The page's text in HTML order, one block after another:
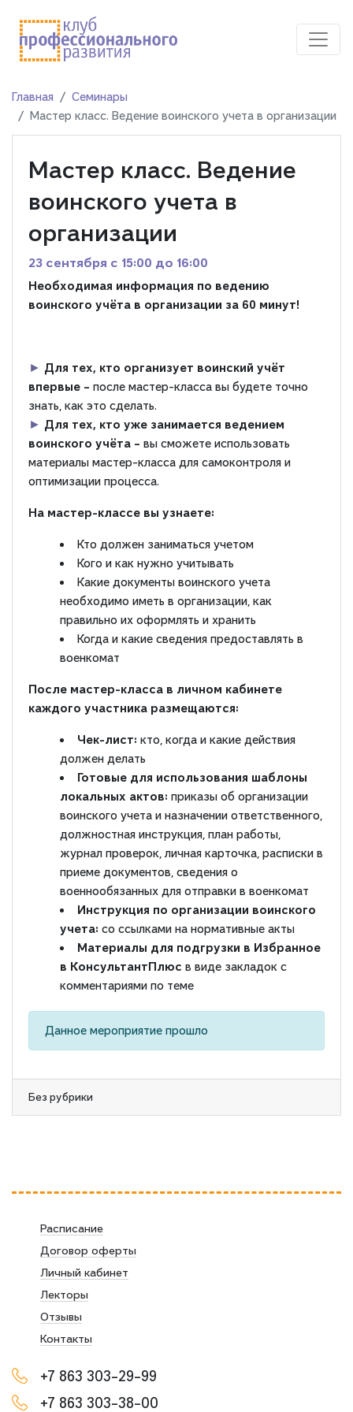
Главная
Семинары
Мастер класс. Ведение воинского учета в организации
Мастер класс. Ведение
воинского учета в
организации
23 сентября c 15:00 до 16:00
Необходимая информация по ведению
воинского учёта в организации за 60 минут!
► Для тех, кто организует воинский учёт
впервые – после мастер-класса вы будете точно
знать, как это сделать.
► Для тех, кто уже занимается ведением
воинского учёта – вы сможете использовать
материалы мастер-класса для самоконтроля и
оптимизации процесса.
На мастер-классе вы узнаете:
Кто должен заниматься учетом
Кого и как нужно учитывать
Какие документы воинского учета
необходимо иметь в организации, как
правильно их оформлять и хранить
Когда и какие сведения предоставлять в
военкомат
После мастер-класса в личном кабинете
каждого участника размещаются:
Чек-лист: кто, когда и какие действия
должен делать
Готовые для использования шаблоны
локальных актов: приказы об организации
воинского учета и назначении ответственного,
должностная инструкция, план работы,
журнал проверок, личная карточка, расписки в
приеме документов, сведения о
военнообязанных для отправки в военкомат
Инструкция по организации воинского
учета: со ссылками на нормативные акты
Материалы для подгрузки в Избранное
в КонсультантПлюс в виде закладок с
комментариями по теме
Данное мероприятие прошло
Без рубрики
Расписание
Договор оферты
Личный кабинет
Лекторы
Отзывы
Контакты
+7 863 303-29-99
+7 863 303-38-00